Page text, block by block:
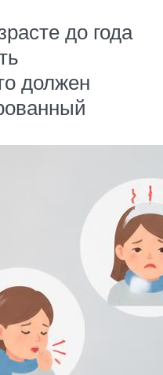
до года
должен